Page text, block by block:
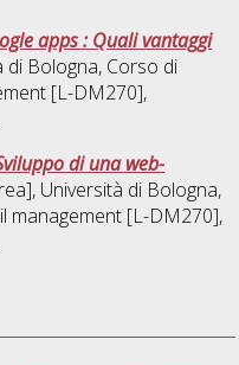
apps : Quali vantaggi
Bologna, Corso di
[L-DM270],
di una web-
Università di Bologna,
management [L-DM270],